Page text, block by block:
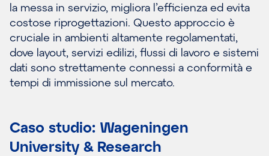
la messa in servizio, migliora l’efficienza ed evita
costose riprogettazioni. Questo approccio è
cruciale in ambienti altamente regolamentati,
dove layout, servizi edilizi, flussi di lavoro e sistemi
dati sono strettamente connessi a conformità e
tempi di immissione sul mercato.
Caso studio: Wageningen
University & Research